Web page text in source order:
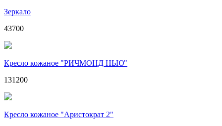
Зеркало
43700
Кресло кожаное "РИЧМОНД НЬЮ"
131200
Кресло кожаное "Аристократ 2"